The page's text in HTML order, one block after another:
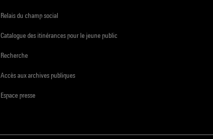
Relais du champ social
Catalogue des itinérances pour le jeune public
Recherche
Accès aux archives publiques
Espace presse